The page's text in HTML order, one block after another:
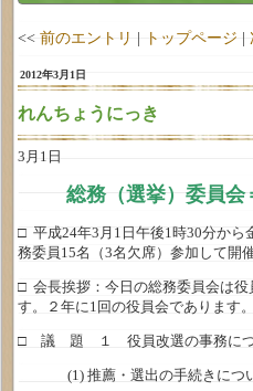
<< 前のエントリ | トップページ |
2012年3月1日
れんちょうにっき
3月1日
総務（選挙）委員
□ 平成24年3月1日午後1時30分から
務委員15名（3名欠席）参加して開
□ 会長挨拶：今日の総務委員会は役
す。２年に1回の役員会であります
□ 議 題 １ 役員改選の事務
(1) 推薦・選出の手続きにつ